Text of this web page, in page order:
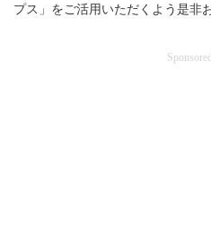
プス」をご活用いただくよう是非